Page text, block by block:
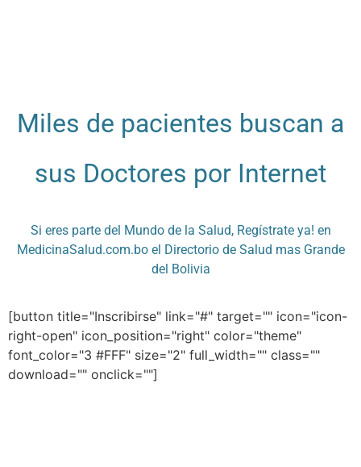
Miles de pacientes buscan a
sus Doctores por Internet
Si eres parte del Mundo de la Salud, Regístrate ya! en
MedicinaSalud.com.bo el Directorio de Salud mas Grande
del Bolivia
[button title="Inscribirse" link="#" target="" icon="icon-
right-open" icon_position="right" color="theme"
font_color="3 #FFF" size="2" full_width="" class=""
download="" onclick=""]